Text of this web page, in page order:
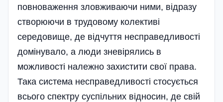
повноваження зловживаючи ними, відразу
створюючи в трудовому колективі
середовище, де відчуття несправедливості
домінувало, а люди зневірялись в
можливості належно захистити свої права.
Така система несправедливості стосується
всього спектру суспільних відносин, де свій